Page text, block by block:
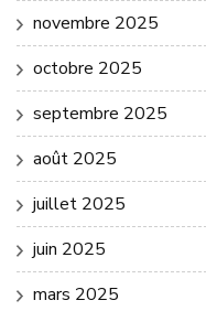
novembre 2025
octobre 2025
septembre 2025
août 2025
juillet 2025
juin 2025
mars 2025